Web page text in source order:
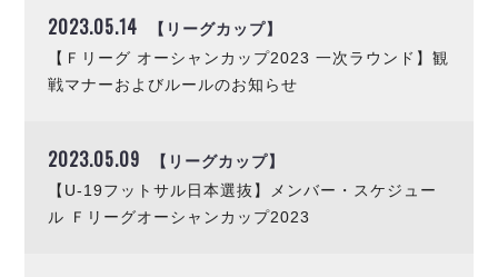
Y．S．C．C．横浜
ヴィンセドール白山
アグレミーナ浜松
ポルセイド浜田
ミラクルスマイル新居浜
2023.05.14 【リーグカップ】
【Ｆリーグ オーシャンカップ2023 一次ラウンド】観
戦マナーおよびルールのお知らせ
2023.05.09 【リーグカップ】
【U-19フットサル日本選抜】メンバー・スケジュー
ル Ｆリーグオーシャンカップ2023